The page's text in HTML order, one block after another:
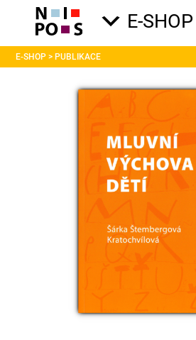
E-SHOP
E-SHOP > PUBLIKACE